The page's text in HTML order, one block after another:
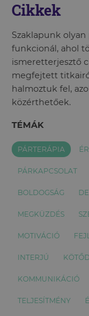
Cikkek
Szaklapunk olyan
funkcionál, ahol
ismeretterjesztő
megfejtett
halmoztuk fel,
közérthetőek.
TÉMÁK
PÁRTERÁPIA
PÁRKAPCSOLAT
BOLDOGSÁG
MEGKÜZDÉS
MOTIVÁCIÓ
INTERJÚ
KOMMUNIKÁCIÓ
TELJESÍTMÉNY